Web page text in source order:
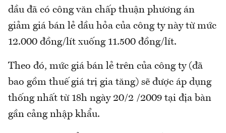
dầu đã có công văn chấp thuận phương án
giảm giá bán lẻ dầu hỏa của công ty này từ mức
12.000 đồng/lít xuống 11.500 đồng/lít.
Theo đó, mức giá bán lẻ trên của công ty (đã
bao gồm thuế giá trị gia tăng) sẽ được áp dụng
thống nhất từ 18h ngày 20/2 /2009 tại địa bàn
gần cảng nhập khẩu.